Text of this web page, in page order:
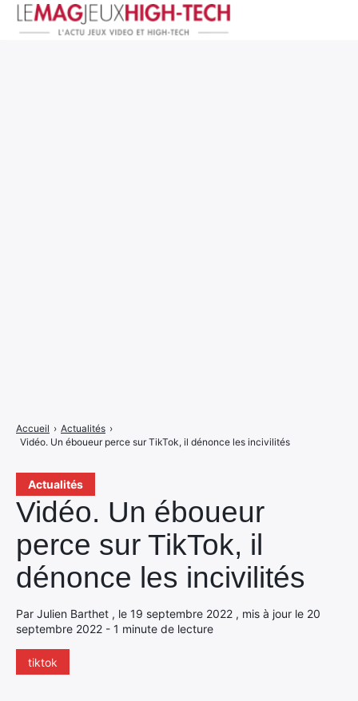
Actualités
Vidéo. Un éboueur
perce sur TikTok, il
dénonce les incivilités
Par Julien Barthet , le 19 septembre 2022 , mis à jour le 20
septembre 2022 - 1 minute de lecture
tiktok
Accueil › Actualités ›
Vidéo. Un éboueur perce sur TikTok, il dénonce les incivilités